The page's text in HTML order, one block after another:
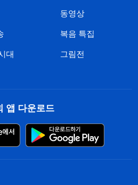
동영상
복음 특집
대 그림전
앱 다운로드